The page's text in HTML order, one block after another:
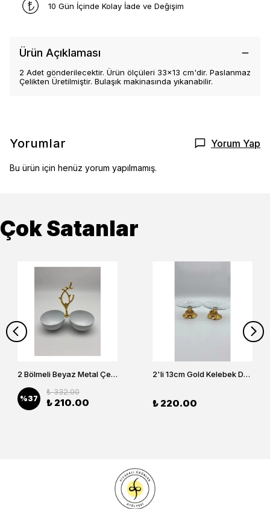
10 Gün İçinde Kolay İade ve Değişim
Ürün Açıklaması
2 Adet gönderilecektir. Ürün ölçüleri 33x13 cm'dir. Paslanmaz
Çelikten Üretilmiştir. Bulaşık makinasında yıkanabilir.
Yorumlar Yorum Yap
Bu ürün için henüz yorum yapılmamış.
Çok Satanlar
2 Bölmeli Beyaz Metal Çerezlik, Altın Dallı Çerez Tabağı
%37
₺ 332.00
₺ 210.00
2'li 13cm Gold Kelebek Detaylı Metal Ayaklı Cam Lokumluk , Sunumluk , Şekerlik, Çerezlik
₺ 220.00